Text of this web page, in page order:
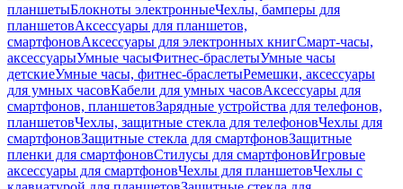
планшетыБлокноты электронныеЧехлы, бамперы для
планшетовАксессуары для планшетов,
смартфоновАксессуары для электронных книгСмарт-часы,
аксессуарыУмные часыФитнес-браслетыУмные часы
детскиеУмные часы, фитнес-браслетыРемешки, аксессуары
для умных часовКабели для умных часовАксессуары для
смартфонов, планшетовЗарядные устройства для телефонов,
планшетовЧехлы, защитные стекла для телефоновЧехлы для
смартфоновЗащитные стекла для смартфоновЗащитные
пленки для смартфоновСтилусы для смартфоновИгровые
аксессуары для смартфоновЧехлы для планшетовЧехлы с